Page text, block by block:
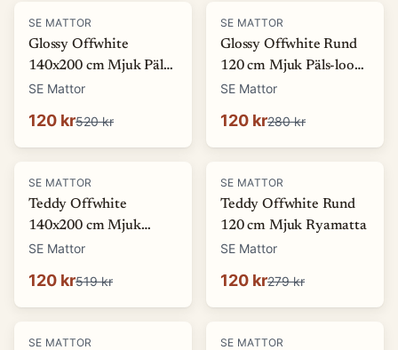
-77 %
SE MATTOR
Glossy Offwhite
140x200 cm Mjuk Päls-
look Matta
SE Mattor
120 kr520 kr
-57%
SE MATTOR
Glossy Offwhite Rund
120 cm Mjuk Päls-look
Matta
SE Mattor
120 kr280 kr
-77 %
SE MATTOR
Teddy Offwhite
140x200 cm Mjuk
Ryamatta
SE Mattor
120 kr519 kr
-57%
SE MATTOR
Teddy Offwhite Rund
120 cm Mjuk Ryamatta
SE Mattor
120 kr279 kr
-27 %
SE MATTOR SE MATTOR